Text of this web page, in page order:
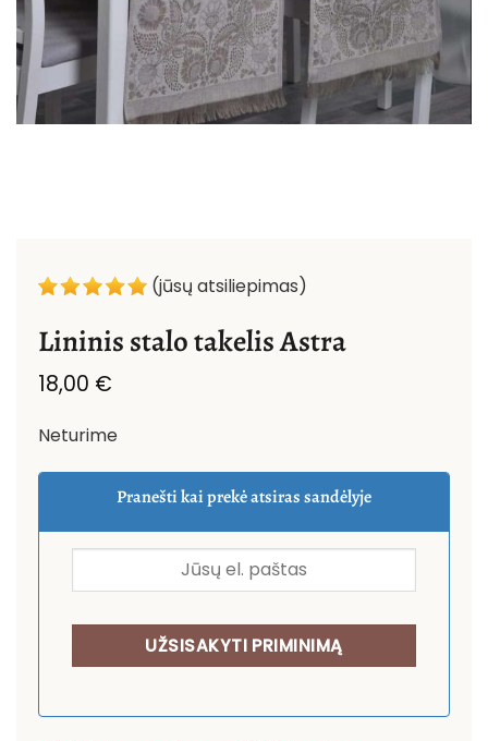
(jūsų atsiliepimas)
Lininis stalo takelis Astra
18,00 €
Neturime
Pranešti kai prekė atsiras sandėlyje